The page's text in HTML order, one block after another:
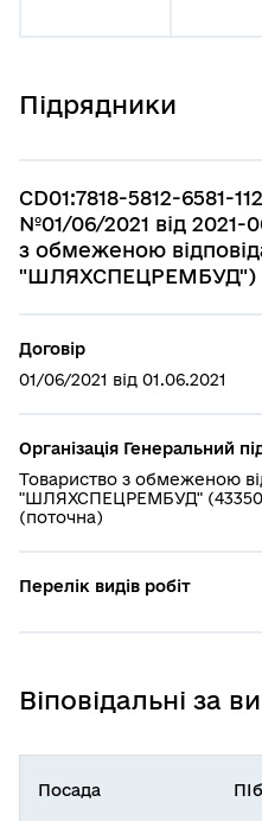
Підрядники
CD01:7818-5812-6581-
№01/06/2021 від 2021-
з обмеженою
"ШЛЯХСПЕЦРЕМБУД")
Договір
01/06/2021 від 01.06.2021
Організація Генеральний
Товариство з обмеженою
"ШЛЯХСПЕЦРЕМБУД"
(поточна)
Перелік видів робіт
Віповідальні за
Посада ПІб